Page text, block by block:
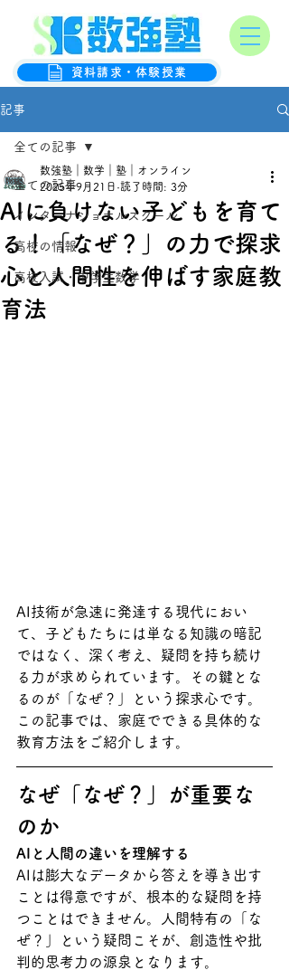
数強塾
オンライン数学克服塾
資料請求・体験授業
記事
全ての記事
インターナショナルスクール
高校の情報
高校入試・中学生数学
全ての記事
AIに負けない子どもを育て
る！「なぜ？」の力で探求
心と人間性を伸ばす家庭教
育法
数強塾｜数学｜塾｜オンライン
2025年9月21日 読了時間: 3分
AI技術が急速に発達する現代におい
て、子どもたちには単なる知識の暗記
ではなく、深く考え、疑問を持ち続け
る力が求められています。その鍵とな
るのが「なぜ？」という探求心です。
この記事では、家庭でできる具体的な
教育方法をご紹介します。
なぜ「なぜ？」が重要な
のか
AIと人間の違いを理解する
AIは膨大なデータから答えを導き出す
ことは得意ですが、根本的な疑問を持
つことはできません。人間特有の「な
ぜ？」という疑問こそが、創造性や批
判的思考力の源泉となります。